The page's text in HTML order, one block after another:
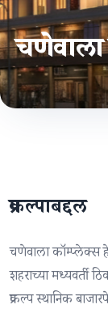
प्रकल्पाबद्दल
चणेवाला कॉम्प्लेक्स
शहराच्या मध्यवर्ती
प्रकल्प स्थानिक